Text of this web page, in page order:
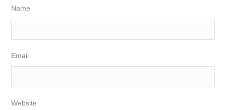
Name
Email
Website